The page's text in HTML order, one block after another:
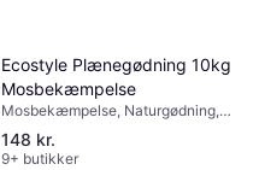
Ecostyle Plænegødning 10kg
Mosbekæmpelse
Mosbekæmpelse, Naturgødning,
Modvirker mosdannelse,
Modvirker ukrudt, Plast
148 kr.
9+ butikker